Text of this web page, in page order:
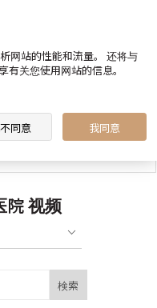
医生&职员 介绍
合作酒店指南
视频
検索
网站的性能和流量。 还将与
关您使用网站的信息。
同意 我同意